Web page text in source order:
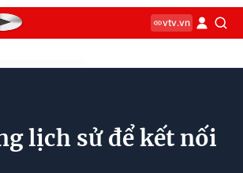
vtv.vn
lịch sử để kết nối